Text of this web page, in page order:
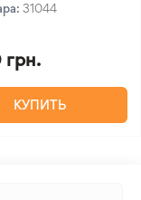
31044
КУПИТЬ